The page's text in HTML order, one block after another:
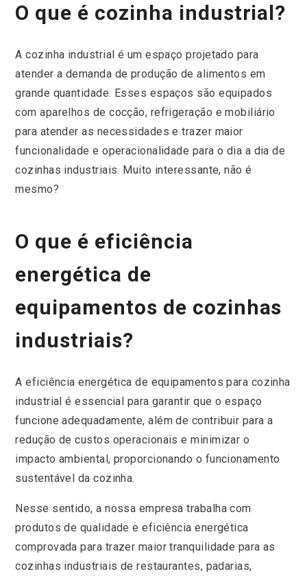
O que é cozinha industrial?
A cozinha industrial é um espaço projetado para
atender a demanda de produção de alimentos em
grande quantidade. Esses espaços são equipados
com aparelhos de cocção, refrigeração e mobiliário
para atender as necessidades e trazer maior
funcionalidade e operacionalidade para o dia a dia de
cozinhas industriais. Muito interessante, não é
mesmo?
O que é eficiência
energética de
equipamentos de cozinhas
industriais?
A eficiência energética de equipamentos para cozinha
industrial é essencial para garantir que o espaço
funcione adequadamente, além de contribuir para a
redução de custos operacionais e minimizar o
impacto ambiental, proporcionando o funcionamento
sustentável da cozinha.
Nesse sentido, a nossa empresa trabalha com
produtos de qualidade e eficiência energética
comprovada para trazer maior tranquilidade para as
cozinhas industriais de restaurantes, padarias,